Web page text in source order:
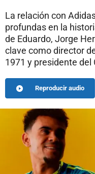
La relación con
profundas en la
de Eduardo, Jorge
clave como director
1971 y presidente
Reproducir audio